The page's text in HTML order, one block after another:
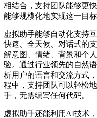
相结合，支持团队能够更
能够规模化地实现这一目标
虚拟助手能够自动化支持
快速、全天候、对话式的
解意图、情绪、背景和个
验。通过行业领先的自然
析用户的语言和交流方式
程中，支持团队可以轻松
手，无需编写任何代码。
虚拟助手还能利用AI技术